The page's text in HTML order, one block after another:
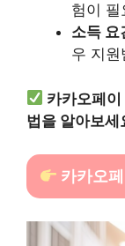
험이 필
소득 요
우 지원
카카오페
법을 알아보세
카카오